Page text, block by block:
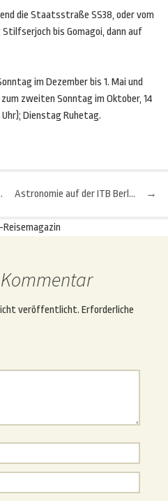
die Staatsstraße SS38, oder vom
bis Gomagoi, dann auf
im Dezember bis 1. Mai und
zweiten Sonntag im Oktober, 14
Uhr); Dienstag Ruhetag.
trifft →
Astronomie auf der ITB Berlin 2018
Reisemagazin
veröffentlicht. Erforderliche